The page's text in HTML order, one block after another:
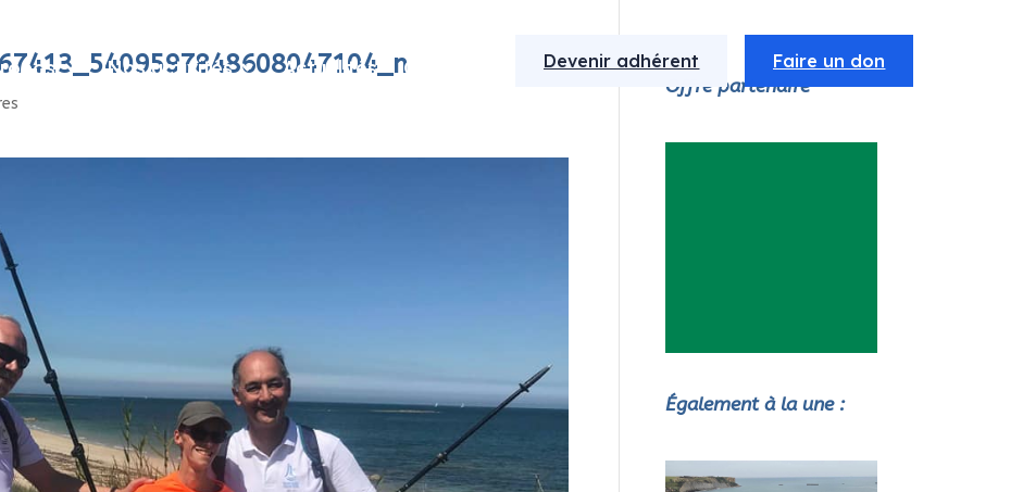
Nos activités Actualités Contact Devenir adhérent Faire un don
Offre partenaire
Également à la une :